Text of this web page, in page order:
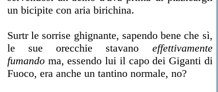
un bicipite con aria birichina.
Surtr le sorrise ghignante, sapendo bene che sì,
le sue orecchie stavano effettivamente
fumando ma, essendo lui il capo dei Giganti di
Fuoco, era anche un tantino normale, no?